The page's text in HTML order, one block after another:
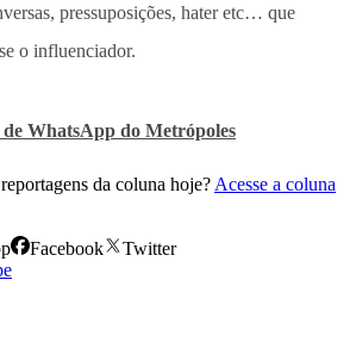
pressuposições, hater etc… que
o influenciador.
WhatsApp do Metrópoles
da coluna hoje? Acesse a coluna
Facebook
Twitter